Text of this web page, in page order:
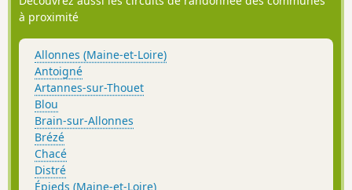
à proximité
Allonnes (Maine-et-Loire)
Antoigné
Artannes-sur-Thouet
Blou
Brain-sur-Allonnes
Brézé
Chacé
Distré
Épieds (Maine-et-Loire)